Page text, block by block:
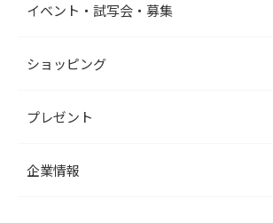
イベント・試写会・募集
ショッピング
プレゼント
企業情報